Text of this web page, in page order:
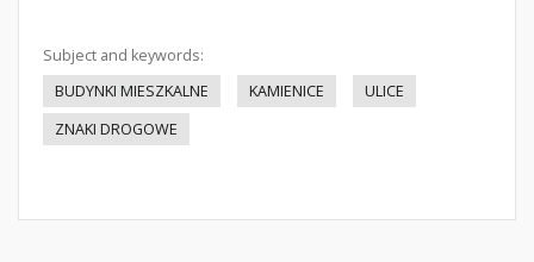
Subject and keywords:
BUDYNKI MIESZKALNE
KAMIENICE
ULICE
ZNAKI DROGOWE